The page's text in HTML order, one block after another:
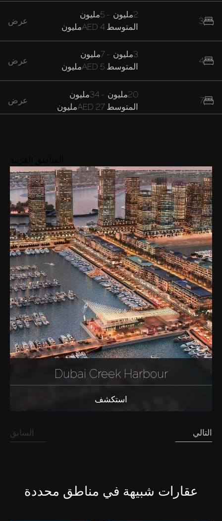
3
4
7
2مليون -
المتوسط
عرض
3مليون -
المتوسط
عرض
20مليون -
المتوسط
عرض
Dubai Creek Harbour
استكشف
السابق التالي
عقارات شبيهة في مناطق محددة